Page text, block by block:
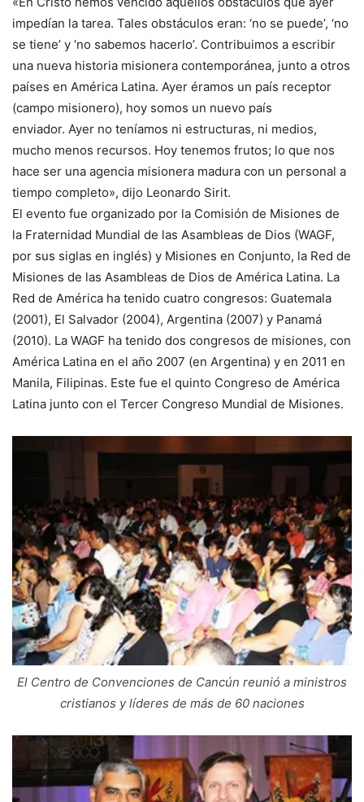
impedían la tarea. Tales obstáculos eran: ‘no se puede’, ‘no
se tiene’ y ‘no sabemos hacerlo’. Contribuimos a escribir
una nueva historia misionera contemporánea, junto a otros
países en América Latina. Ayer éramos un país receptor
(campo misionero), hoy somos un nuevo país
enviador. Ayer no teníamos ni estructuras, ni medios,
mucho menos recursos. Hoy tenemos frutos; lo que nos
hace ser una agencia misionera madura con un personal a
tiempo completo», dijo Leonardo Sirit.
El evento fue organizado por la Comisión de Misiones de
la Fraternidad Mundial de las Asambleas de Dios (WAGF,
por sus siglas en inglés) y Misiones en Conjunto, la Red de
Misiones de las Asambleas de Dios de América Latina. La
Red de América ha tenido cuatro congresos: Guatemala
(2001), El Salvador (2004), Argentina (2007) y Panamá
(2010). La WAGF ha tenido dos congresos de misiones, con
América Latina en el año 2007 (en Argentina) y en 2011 en
Manila, Filipinas. Este fue el quinto Congreso de América
Latina junto con el Tercer Congreso Mundial de Misiones.
El Centro de Convenciones de Cancún reunió a ministros
cristianos y líderes de más de 60 naciones